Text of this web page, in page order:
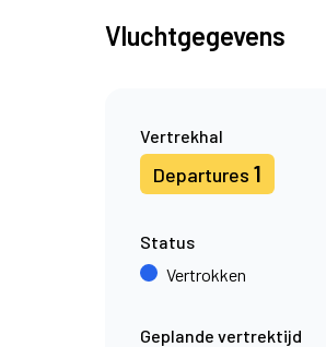
Vluchtgegevens
Vertrekhal
Departures 1
Status
Vertrokken
Geplande vertrektijd